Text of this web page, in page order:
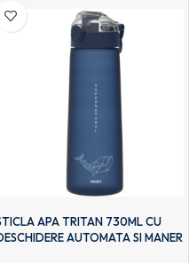
APA TRITAN 730ML CU
AUTOMATA SI MANER